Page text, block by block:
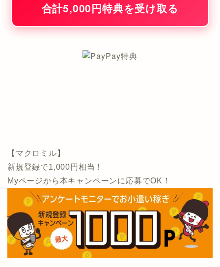
合計5,000円特典を受け取る
【マクロミル】
新規登録で1,000円相当！
Myページから本キャンペーンに応募でOK！